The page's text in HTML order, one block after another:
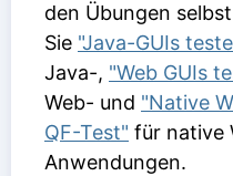
den Übungen
Sie "Java-GUIs
Java-, "Web GUIs
Web- und "Native
QF-Test" für native
Anwendungen.